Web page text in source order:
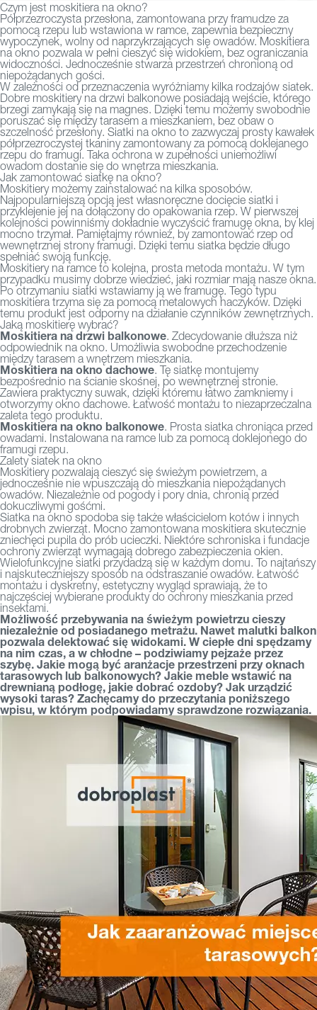
Czym jest moskitiera na okno?
Półprzezroczysta przesłona, zamontowana przy framudze za
pomocą rzepu lub wstawiona w ramce, zapewnia bezpieczny
wypoczynek, wolny od naprzykrzających się owadów. Moskitiera
na okno pozwala w pełni cieszyć się widokiem, bez ograniczania
widoczności. Jednocześnie stwarza przestrzeń chronioną od
niepożądanych gości.
W zależności od przeznaczenia wyróżniamy kilka rodzajów siatek.
Dobre moskitiery na drzwi balkonowe posiadają wejście, którego
brzegi zamykają się na magnes. Dzięki temu możemy swobodnie
poruszać się między tarasem a mieszkaniem, bez obaw o
szczelność przesłony. Siatki na okno to zazwyczaj prosty kawałek
półprzezroczystej tkaniny zamontowany za pomocą doklejanego
rzepu do framugi. Taka ochrona w zupełności uniemożliwi
owadom dostanie się do wnętrza mieszkania.
Jak zamontować siatkę na okno?
Moskitiery możemy zainstalować na kilka sposobów.
Najpopularniejszą opcją jest własnoręczne docięcie siatki i
przyklejenie jej na dołączony do opakowania rzep. W pierwszej
kolejności powinniśmy dokładnie wyczyścić framugę okna, by klej
mocno trzymał. Pamiętajmy również, by zamontować rzep od
wewnętrznej strony framugi. Dzięki temu siatka będzie długo
spełniać swoją funkcję.
Moskitiery na ramce to kolejna, prosta metoda montażu. W tym
przypadku musimy dobrze wiedzieć, jaki rozmiar mają nasze okna.
Po otrzymaniu siatki wstawiamy ją we framugę. Tego typu
moskitiera trzyma się za pomocą metalowych haczyków. Dzięki
temu produkt jest odporny na działanie czynników zewnętrznych.
Jaką moskitierę wybrać?
Moskitiera na drzwi balkonowe. Zdecydowanie dłuższa niż
odpowiednik na okno. Umożliwia swobodne przechodzenie
między tarasem a wnętrzem mieszkania.
Moskitiera na okno dachowe. Tę siatkę montujemy
bezpośrednio na ścianie skośnej, po wewnętrznej stronie.
Zawiera praktyczny suwak, dzięki któremu łatwo zamkniemy i
otworzymy okno dachowe. Łatwość montażu to niezaprzeczalna
zaleta tego produktu.
Moskitiera na okno balkonowe. Prosta siatka chroniąca przed
owadami. Instalowana na ramce lub za pomocą doklejonego do
framugi rzepu.
Zalety siatek na okno
Moskitiery pozwalają cieszyć się świeżym powietrzem, a
jednocześnie nie wpuszczają do mieszkania niepożądanych
owadów. Niezależnie od pogody i pory dnia, chronią przed
dokuczliwymi gośćmi.
Siatka na okno spodoba się także właścicielom kotów i innych
drobnych zwierząt. Mocno zamontowana moskitiera skutecznie
zniechęci pupila do prób ucieczki. Niektóre schroniska i fundacje
ochrony zwierząt wymagają dobrego zabezpieczenia okien.
Wielofunkcyjne siatki przydadzą się w każdym domu. To najtańszy
i najskuteczniejszy sposób na odstraszanie owadów. Łatwość
montażu i dyskretny, estetyczny wygląd sprawiają, że to
najczęściej wybierane produkty do ochrony mieszkania przed
insektami.
Możliwość przebywania na świeżym powietrzu cieszy
niezależnie od posiadanego metrażu. Nawet malutki balkon
pozwala delektować się widokami. W ciepłe dni spędzamy
na nim czas, a w chłodne – podziwiamy pejzaże przez
szybę. Jakie mogą być aranżacje przestrzeni przy oknach
tarasowych lub balkonowych? Jakie meble wstawić na
drewnianą podłogę, jakie dobrać ozdoby? Jak urządzić
wysoki taras? Zachęcamy do przeczytania poniższego
wpisu, w którym podpowiadamy sprawdzone rozwiązania.